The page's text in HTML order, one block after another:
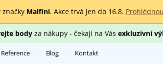
Malfini. Akce trvá jen do 16.8.
bodyza nákupy - čekají na Vás exkluzivní
Reference Blog Kontakt